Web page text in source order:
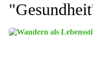
"Gesundheit